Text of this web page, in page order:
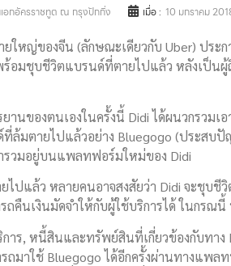
เอกอัครราชทูต ณ กรุงปักกิ่ง เมื่อ : 10 มกราคม
ใหญ่ของจีน (ลักษณะเดียวกับ Uber) ประ
ร้อมชุบชีวิตแบรนด์ที่ตายไปแล้ว หลังเป็น
านของตนเองในครั้งนี้ Didi ได้ผนวกรวม
ล้มตายไปแล้วอย่าง Bluegogo (ประสบ
รวมอยู่บนแพลทฟอร์มใหม่ของ Didi
ปแล้ว หลายคนอาจสงสัยว่า Didi จะชุบชี
คืนเงินมัดจำให้กับผู้ใช้บริการได้ ในกรณนี้
าร, หนี้สินและทรัพย์สินที่เกี่ยวข้องกับทาง
ถมาใช้ Bluegogo ได้อีกครั้งผ่านทางแพล